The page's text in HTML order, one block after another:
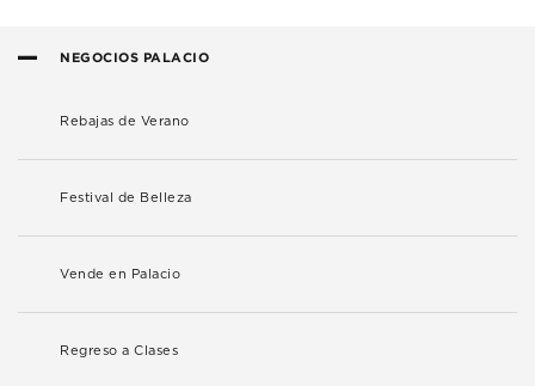
NEGOCIOS PALACIO
Rebajas de Verano
Festival de Belleza
Vende en Palacio
Regreso a Clases